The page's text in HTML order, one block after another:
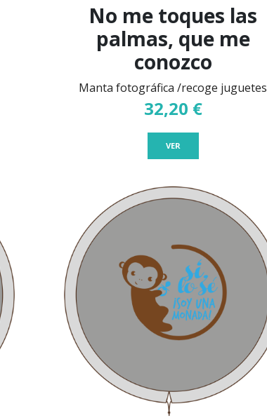
No me toques las
palmas, que me
conozco
Manta fotográfica /recoge juguetes
32,20 €
VER